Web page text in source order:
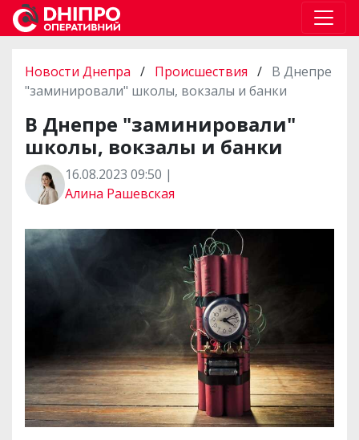
Новости Днепра / Происшествия / В Днепре
"заминировали" школы, вокзалы и банки
В Днепре "заминировали"
школы, вокзалы и банки
16.08.2023 09:50 |
Алина Рашевская